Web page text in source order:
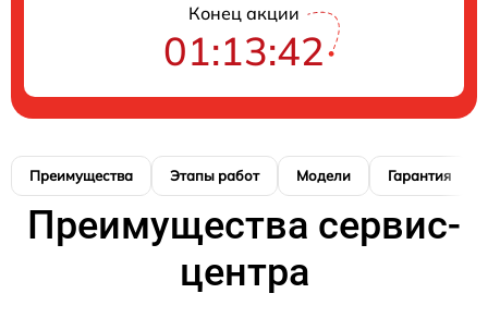
Конец акции
01:13:41
Преимущества Этапы работ Модели Гарантия
Преимущества сервис-
центра